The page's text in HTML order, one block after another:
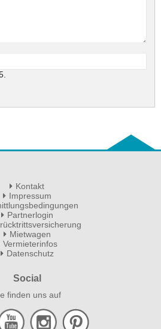
Kontakt
Impressum
Partnerlogin
Mietwagen
Vermieterinfos
Datenschutz
Social
finden uns auf